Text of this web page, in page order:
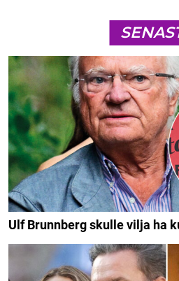
Ulf Brunnberg skulle vilja ha